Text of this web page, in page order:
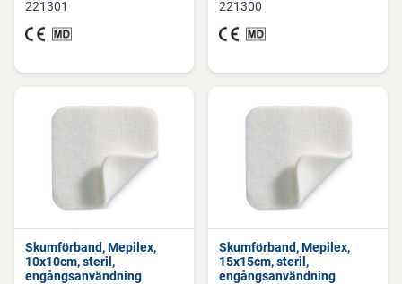
221301
221300
Skumförband, Mepilex,
10x10cm, steril,
engångsanvändning
Skumförband, Mepilex,
15x15cm, steril,
engångsanvändning